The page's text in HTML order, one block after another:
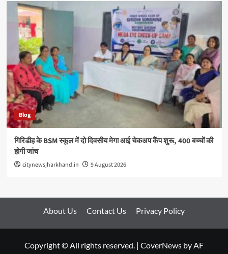
Blog
गिरिडीह के BSM स्कूल में दो दिवसीय मेगा आई चेकअप कैंप शुरू, 400 बच्चों की
होगी जांच
citynewsjharkhand.in 9 August 2026
About Us Contact Us Privacy Policy
Copyright © All rights reserved. | CoverNews by AF